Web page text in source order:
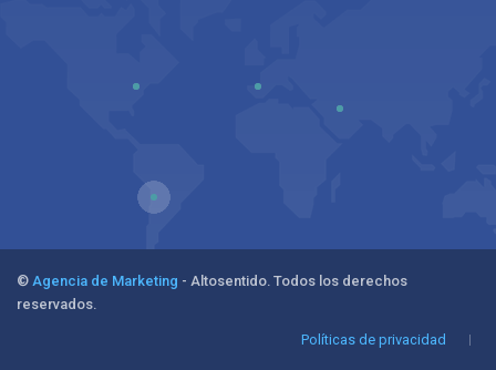
© Agencia de Marketing - Altosentido. Todos los derechos
reservados.
Políticas de privacidad